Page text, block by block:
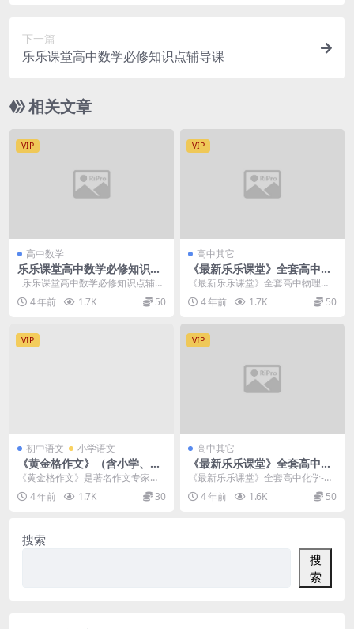
下一篇
乐乐课堂高中数学必修知识点辅导课
相关文章
VIP
高中数学
乐乐课堂高中数学必修知识点
辅导课
乐乐课堂高中数学必修知识点辅导
课，含先修课，几何
4 年前 1.7K 50
VIP
高中其它
《最新乐乐课堂》全套高中物
理最全知识点复习课程
《最新乐乐课堂》全套高中物理专
题54套专题最全知识点复习课程
4 年前 1.7K 50
VIP
初中语文 小学语文
《黄金格作文》（含小学、初
中、高中各阶段）
《黄金格作文》是著名作文专家胡
国华老师，根据中小学生写作特
点，按照小学、初中、高...
4 年前 1.7K 30
VIP
高中其它
《最新乐乐课堂》全套高中化
学知识点复习
《最新乐乐课堂》全套高中化学-高
清录播学习小视频（包括34大模
块）是高中化学知识...
4 年前 1.6K 50
搜索
搜
索